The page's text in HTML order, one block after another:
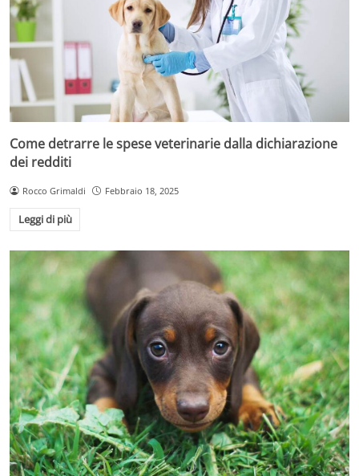
Come detrarre le spese veterinarie dalla dichiarazione
dei redditi
Rocco Grimaldi Febbraio 18, 2025
Leggi di più